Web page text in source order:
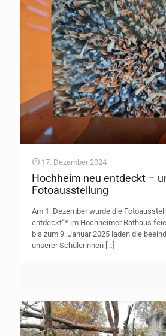
17. Dezember 2024
Hochheim neu entdeckt –
Fotoausstellung
Am 1. Dezember wurde die
entdeckt“* im Hochheimer Rathaus
bis zum 9. Januar 2025 laden die
unserer Schülerinnen […]